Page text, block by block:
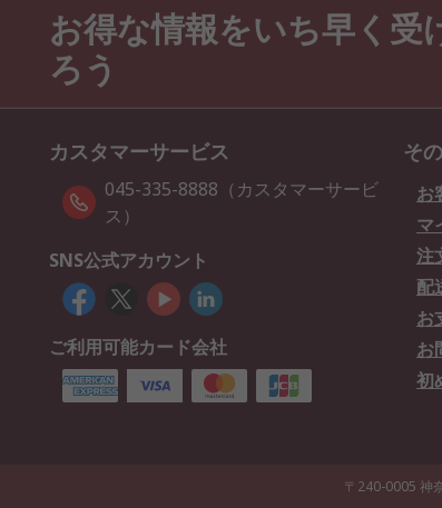
お得な情報をいち早く受
ろう
カスタマーサービス
045-335-8888（カスタマーサービ
ス）
SNS公式アカウント
ご利用可能カード会社
そ
お
マ
注
配
お
お
初
〒240-0005 神